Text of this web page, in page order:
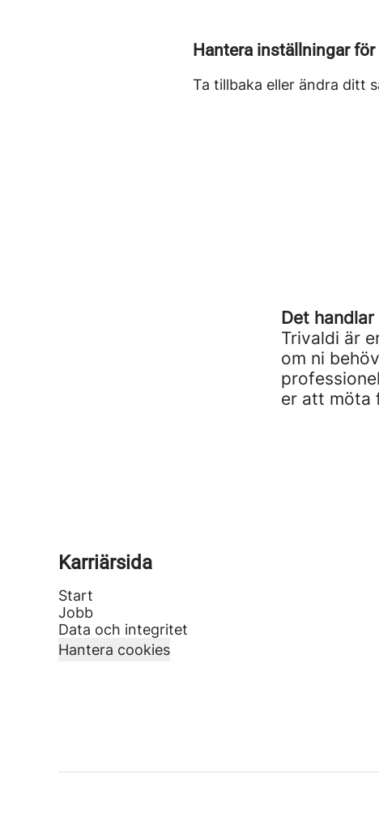
Hantera inställningar
Ta tillbaka eller ändra ditt
Det
Trivaldi är
om ni
er att möta
Karriärsida
Start
Jobb
Data och integritet
Hantera cookies